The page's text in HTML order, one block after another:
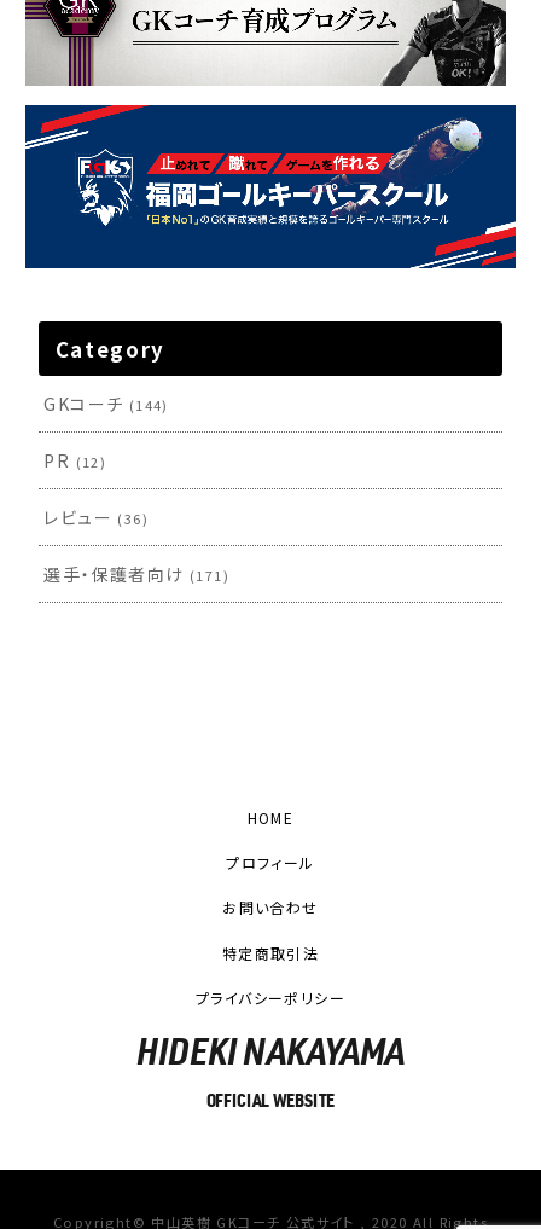
Category
GKコーチ (144)
PR (12)
レビュー (36)
選手・保護者向け (171)
HOME
プロフィール
お問い合わせ
特定商取引法
プライバシーポリシー
HIDEKI NAKAYAMA
OFFICIAL WEBSITE
Copyright© 中山英樹 GKコーチ 公式サイト , 2020 All Rights